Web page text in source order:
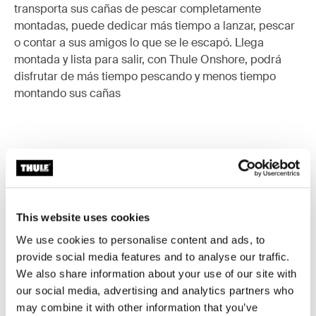
This website uses cookies
We use cookies to personalise content and ads, to
provide social media features and to analyse our traffic.
We also share information about your use of our site with
our social media, advertising and analytics partners who
may combine it with other information that you’ve
transporta sus cañas de pescar completamente
montadas, puede dedicar más tiempo a lanzar, pescar
o contar a sus amigos lo que se le escapó. Llega
montada y lista para salir, con Thule Onshore, podrá
disfrutar de más tiempo pescando y menos tiempo
montando sus cañas
Todas las características
Toggle techspec
Especificaciones técnicas
Toggle guides and instructions
Instrucciones
Toggle overview
Reseñas